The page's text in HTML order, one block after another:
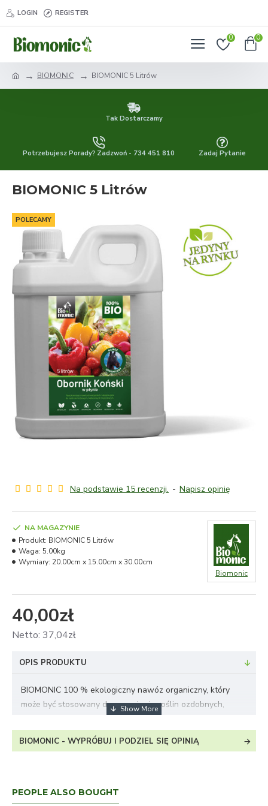
LOGIN REGISTER
0 0
BIOMONIC BIOMONIC 5 Litrów
Tak Dostarczamy
Potrzebujesz Porady? Zadzwoń - 734 451 810 Zadaj Pytanie
BIOMONIC 5 Litrów
POLECAMY
Na podstawie 15 recenzji. - Napisz opinię
40,00zł
Netto: 37,04zł
NA MAGAZYNIE
Produkt: BIOMONIC 5 Litrów
Waga: 5.00kg
Wymiary: 20.00cm x 15.00cm x 30.00cm
Biomonic
OPIS PRODUKTU
BIOMONIC 100 % ekologiczny nawóz organiczny, który
może być stosowany do nawożenia roślin ozdobnych,
roślin sadowniczych i warzyw. Nawożenie przy
zastosowaniu Biomonic zapewnia dobre warunki wzrostu
i rozwoju roślin.
BIOMONIC - WYPRÓBUJ I PODZIEL SIĘ OPINIĄ
PEOPLE ALSO BOUGHT